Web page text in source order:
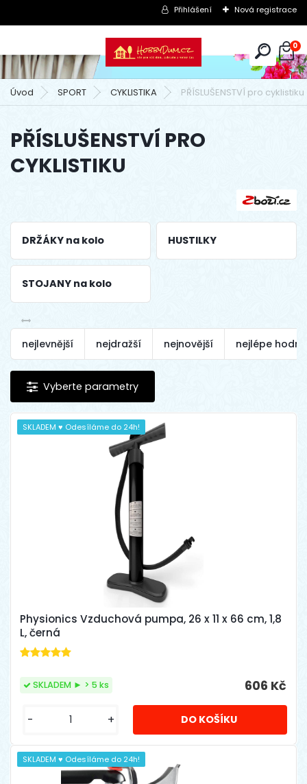
Přihlášení Nová registrace
0
Úvod SPORT CYKLISTIKA PŘÍSLUŠENSTVÍ pro cyklistiku
PŘÍSLUŠENSTVÍ PRO
CYKLISTIKU
DRŽÁKY na kolo HUSTILKY
STOJANY na kolo
nejlevnější nejdražší nejnovější nejlépe
Physionics Vzduchová pumpa, ‎26 x 11 x 66 cm, 1,8
L, černá
606 Kč
SKLADEM ► > 5 ks
- +
SKLADEM ♥ Odesíláme do 24h!
SKLADEM ♥ Odesíláme do 24h!